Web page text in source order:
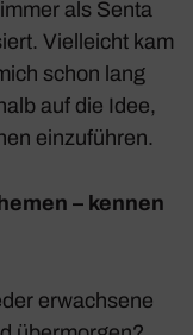
als Senta
Viel­leicht kam
schon lang
auf die Idee,
einzu­führen.
– kennen
erwach­sene